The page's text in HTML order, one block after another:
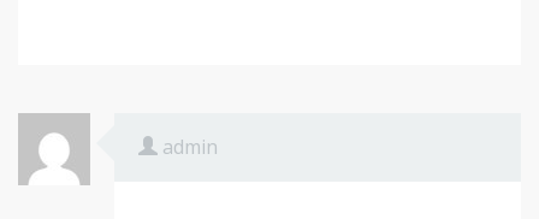
admin